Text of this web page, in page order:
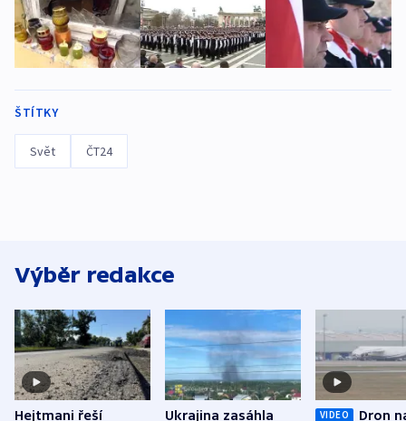
ŠTÍTKY
Svět ČT24
Výběr redakce
Hejtmani řeší
Ukrajina zasáhla
VIDEO
Dron